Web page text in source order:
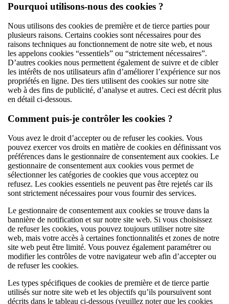
Pourquoi utilisons-nous des cookies ?
Nous utilisons des cookies de première et de tierce parties pour
plusieurs raisons. Certains cookies sont nécessaires pour des
raisons techniques au fonctionnement de notre site web, et nous
les appelons cookies “essentiels” ou “strictement nécessaires”.
D’autres cookies nous permettent également de suivre et de cibler
les intérêts de nos utilisateurs afin d’améliorer l’expérience sur nos
propriétés en ligne. Des tiers utilisent des cookies sur notre site
web à des fins de publicité, d’analyse et autres. Ceci est décrit plus
en détail ci-dessous.
Comment puis-je contrôler les cookies ?
Vous avez le droit d’accepter ou de refuser les cookies. Vous
pouvez exercer vos droits en matière de cookies en définissant vos
préférences dans le gestionnaire de consentement aux cookies. Le
gestionnaire de consentement aux cookies vous permet de
sélectionner les catégories de cookies que vous acceptez ou
refusez. Les cookies essentiels ne peuvent pas être rejetés car ils
sont strictement nécessaires pour vous fournir des services.
Le gestionnaire de consentement aux cookies se trouve dans la
bannière de notification et sur notre site web. Si vous choisissez
de refuser les cookies, vous pouvez toujours utiliser notre site
web, mais votre accès à certaines fonctionnalités et zones de notre
site web peut être limité. Vous pouvez également paramétrer ou
modifier les contrôles de votre navigateur web afin d’accepter ou
de refuser les cookies.
Les types spécifiques de cookies de première et de tierce partie
utilisés sur notre site web et les objectifs qu’ils poursuivent sont
décrits dans le tableau ci-dessous (veuillez noter que les cookies